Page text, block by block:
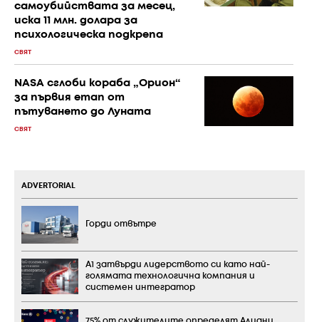
самоубийствата за месец,
иска 11 млн. долара за
психологическа подкрепа
СВЯТ
NASA сглоби кораба „Орион“
за първия етап от
пътуването до Луната
СВЯТ
ADVERTORIAL
Горди отвътре
А1 затвърди лидерството си като най-
голямата технологична компания и
системен интегратор